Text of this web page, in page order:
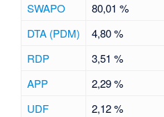
SWAPO 80,01 %
DTA (PDM)
4,80 %
RDP
3,51 %
APP
2,29 %
UDF
2,12 %